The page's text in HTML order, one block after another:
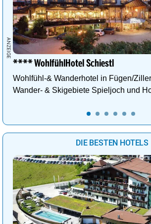
**** WohlfühlHotel Schiestl
Wohlfühl-& Wanderhotel in Fügen/
Wander- & Skigebiete Spieljoch und
DIE BESTEN HOTELS